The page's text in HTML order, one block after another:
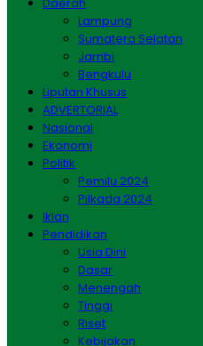
Lampung
Sumatera Selatan
Jambi
Bengkulu
Liputan Khusus
ADVERTORIAL
Nasional
Ekonomi
Politik
Pemilu 2024
Pilkada 2024
Iklan
Pendidikan
Usia Dini
Dasar
Menengah
Tinggi
Riset
Kebijakan